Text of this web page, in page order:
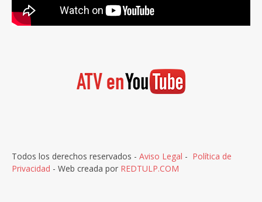
Todos los derechos reservados - Aviso Legal - Política de
Privacidad - Web creada por REDTULP.COM